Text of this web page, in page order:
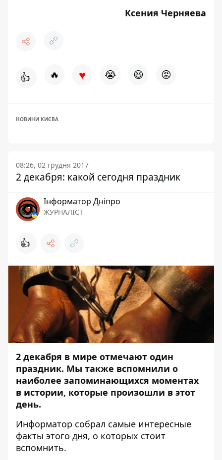
Ксения Черняева
👍 🔥 ♥ 😭 😆 😡
НОВИНИ КИЄВА
08:26, 02 грудня 2017
2 декабря: какой сегодня праздник
Інформатор Дніпро
ЖУРНАЛІСТ
👍
2 декабря в мире отмечают один
праздник. Мы также вспомнили о
наиболее запоминающихся моментах
в истории, которые произошли в этот
день.
Информатор собрал самые интересные
факты этого дня, о которых стоит
вспомнить.